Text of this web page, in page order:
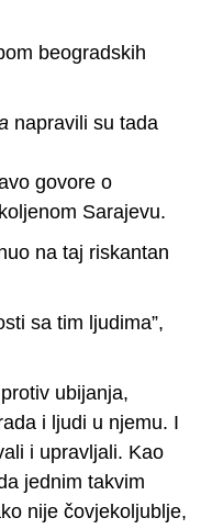
beogradskih
napravili su tada
govore o
Sarajevu.
na taj riskantan
sa tim ljudima”,
ubijanja,
i ljudi u njemu. I
i upravljali. Kao
jednim takvim
nije čovjekoljublje,